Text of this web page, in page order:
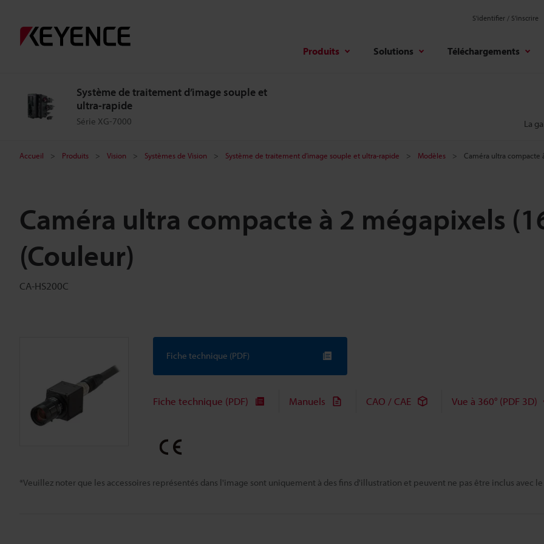
S'identifier / S’inscrire
Produits Solutions Téléchargements
Système de traitement d’image souple et
ultra-rapide
Série XG-7000 La
Accueil Produits Vision Systèmes de Vision Système de traitement d’image souple et ultra-rapide Modèles Caméra ultra
Caméra ultra compacte à 2 mégapixels
(Couleur)
CA-HS200C
*Veuillez noter que les accessoires représentés dans l'image sont uniquement à des fins d'illustration et peuvent ne pas être inclus avec
Fiche technique (PDF)
Fiche technique (PDF) Manuels CAO / CAE Vue à 360° (PDF 3D)